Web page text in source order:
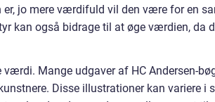
jo mere værdifuld vil den være for en
kan også bidrage til at øge værdien, da
Mange udgaver af HC Andersen-
Disse illustrationer kan variere i